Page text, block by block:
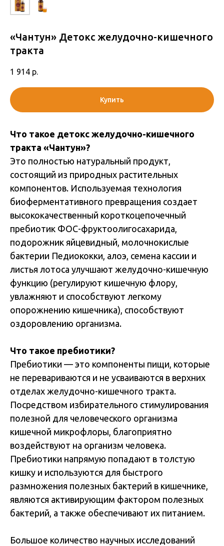
«Чантун» Детокс желудочно-кишечного
тракта​
1 914 р.
Купить
Что такое детокс желудочно-кишечного
тракта «Чантун»?
Это полностью натуральный продукт,
состоящий из природных растительных
компонентов. Используемая технология
биоферментативного превращения создает
высококачественный короткоцепочечный
пребиотик ФОС-фруктоолигосахарида,
подорожник яйцевидный, молочнокислые
бактерии Педиококки, алоэ, семена кассии и
листья лотоса улучшают желудочно-кишечную
функцию (регулируют кишечную флору,
увлажняют и способствуют легкому
опорожнению кишечника), способствуют
оздоровлению организма.
Что такое пребиотики?
Пребиотики — это компоненты пищи, которые
не перевариваются и не усваиваются в верхних
отделах желудочно-кишечного тракта.
Посредством избирательного стимулирования
полезной для человеческого организма
кишечной микрофлоры, благоприятно
воздействуют на организм человека.
Пребиотики напрямую попадают в толстую
кишку и используются для быстрого
размножения полезных бактерий в кишечнике,
являются активирующим фактором полезных
бактерий, а также обеспечивают их питанием.
Большое количество научных исследований